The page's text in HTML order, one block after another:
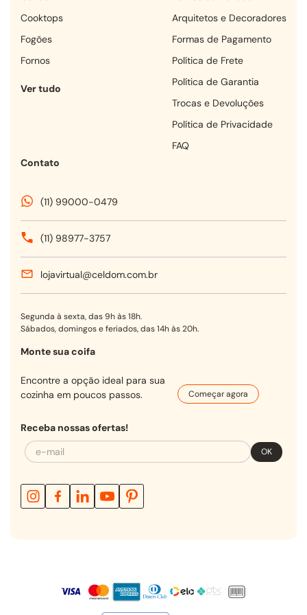
cooktops
fogões
fornos
Ver tudo
Arquitetos e Decoradores
Formas de Pagamento
Política de Frete
Política de Garantia
Trocas e Devoluções
Política de Privacidade
FAQ
Contato
(11) 99000-0479
(11) 98977-3757
lojavirtual@celdom.com.br
Segunda à sexta, das 9h às 18h.
Sábados, domingos e feriados, das 14h às 20h.
Monte sua coifa
Encontre a opção ideal para sua
cozinha em poucos passos.
Começar agora
Receba nossas ofertas!
OK